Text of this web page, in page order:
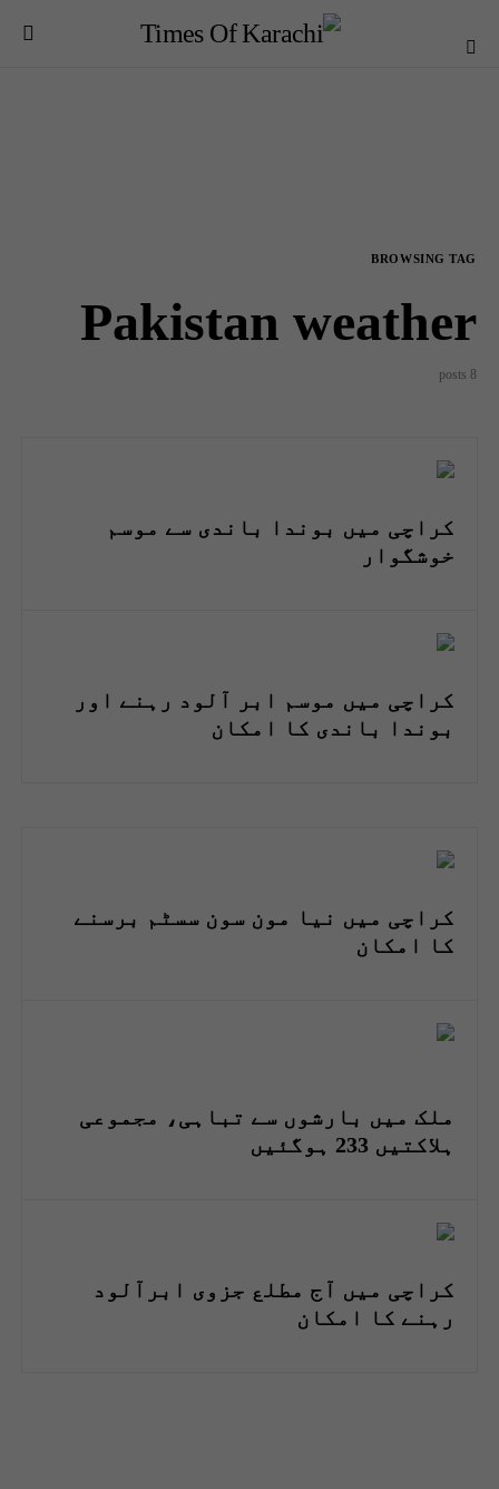
BROWSING TAG
Pakistan weather
8 posts
کراچی میں بوندا باندی سے موسم
خوشگوار
کراچی میں موسم ابر آلود رہنے اور
بوندا باندی کا امکان
کراچی میں نیا مون سون سسٹم برسنے
کا امکان
ملک میں بارشوں سے تباہی، مجموعی
ہلاکتیں 233 ہوگئیں
کراچی میں آج مطلع جزوی ابرآلود
رہنے کا امکان